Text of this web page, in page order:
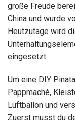
große Freude
China und wurde
Heutzutage wird
eingesetzt.
Um eine DIY
Pappmaché,
Luftballon und
Zuerst musst du